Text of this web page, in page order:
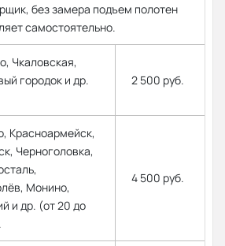
без замера подъем полотен
самостоятельно.
Чкаловская,
городок и др.
2 500 руб.
Красноармейск,
Черноголовка,
Монино,
и др. (от 20 до
4 500 руб.